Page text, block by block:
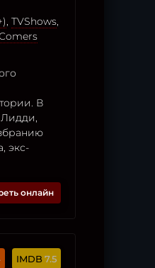
, TVShows,
В
экс-
онлайн
7.5